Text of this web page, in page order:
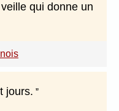
qui donne un
jours.